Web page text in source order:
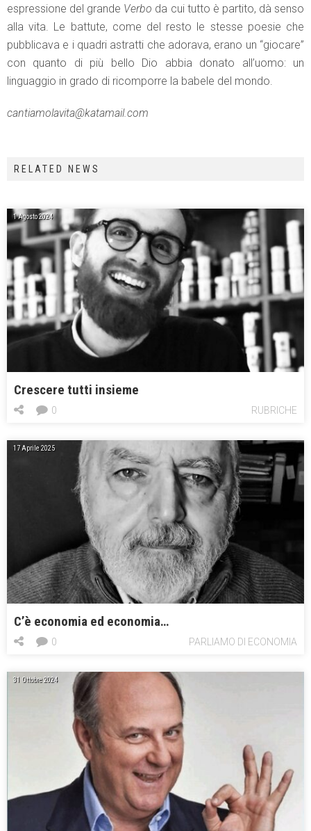
espressione del grande Verbo da cui tutto è partito, dà senso
alla vita. Le battute, come del resto le stesse poesie che
pubblicava e i quadri astratti che adorava, erano un “giocare”
con quanto di più bello Dio abbia donato all’uomo: un
linguaggio in grado di ricomporre la babele del mondo.
cantiamolavita@katamail.com
RELATED NEWS
1 Agosto 2024
Crescere tutti insieme
RUBRICHE
0
17 Aprile 2025
C’è economia ed economia…
PARLIAMO DI ECONOMIA
0
31 Ottobre 2024